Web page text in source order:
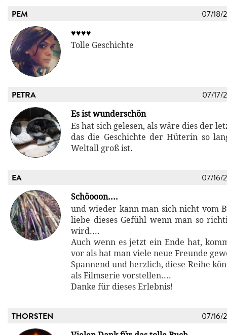
PEM 07/18/
♥️♥️♥️♥️
Tolle Geschichte
PETRA 07/17/
Es ist wunderschön
Es hat sich gelesen, als wäre dies der
das die Geschichte der Hüterin so
Weltall groß ist.
EA 07/16/
Schöooon....
und wieder kann man sich nicht vom
liebe dieses Gefühl wenn man so
wird....
Auch wenn es jetzt ein Ende hat,
vor als hat man viele neue Freunde
Spannend und herzlich, diese Reihe
als Filmserie vorstellen....
Danke für dieses Erlebnis!
THORSTEN 07/16/